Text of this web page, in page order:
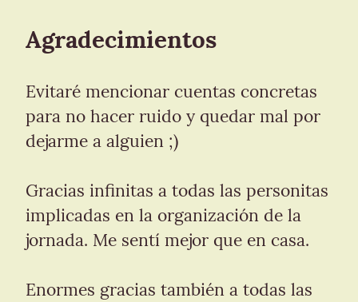
Agradecimientos
Evitaré mencionar cuentas concretas
para no hacer ruido y quedar mal por
dejarme a alguien ;)
Gracias infinitas a todas las personitas
implicadas en la organización de la
jornada. Me sentí mejor que en casa.
Enormes gracias también a todas las